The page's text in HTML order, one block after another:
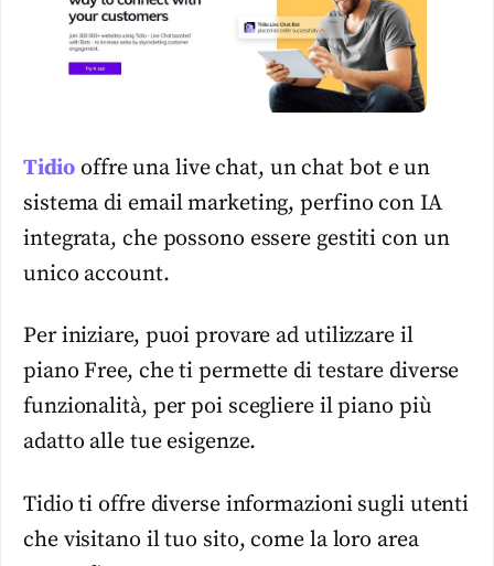
Tidio offre una live chat, un chat bot e un
sistema di email marketing, perfino con IA
integrata, che possono essere gestiti con un
unico account.
Per iniziare, puoi provare ad utilizzare il
piano Free, che ti permette di testare diverse
funzionalità, per poi scegliere il piano più
adatto alle tue esigenze.
Tidio ti offre diverse informazioni sugli utenti
che visitano il tuo sito, come la loro area